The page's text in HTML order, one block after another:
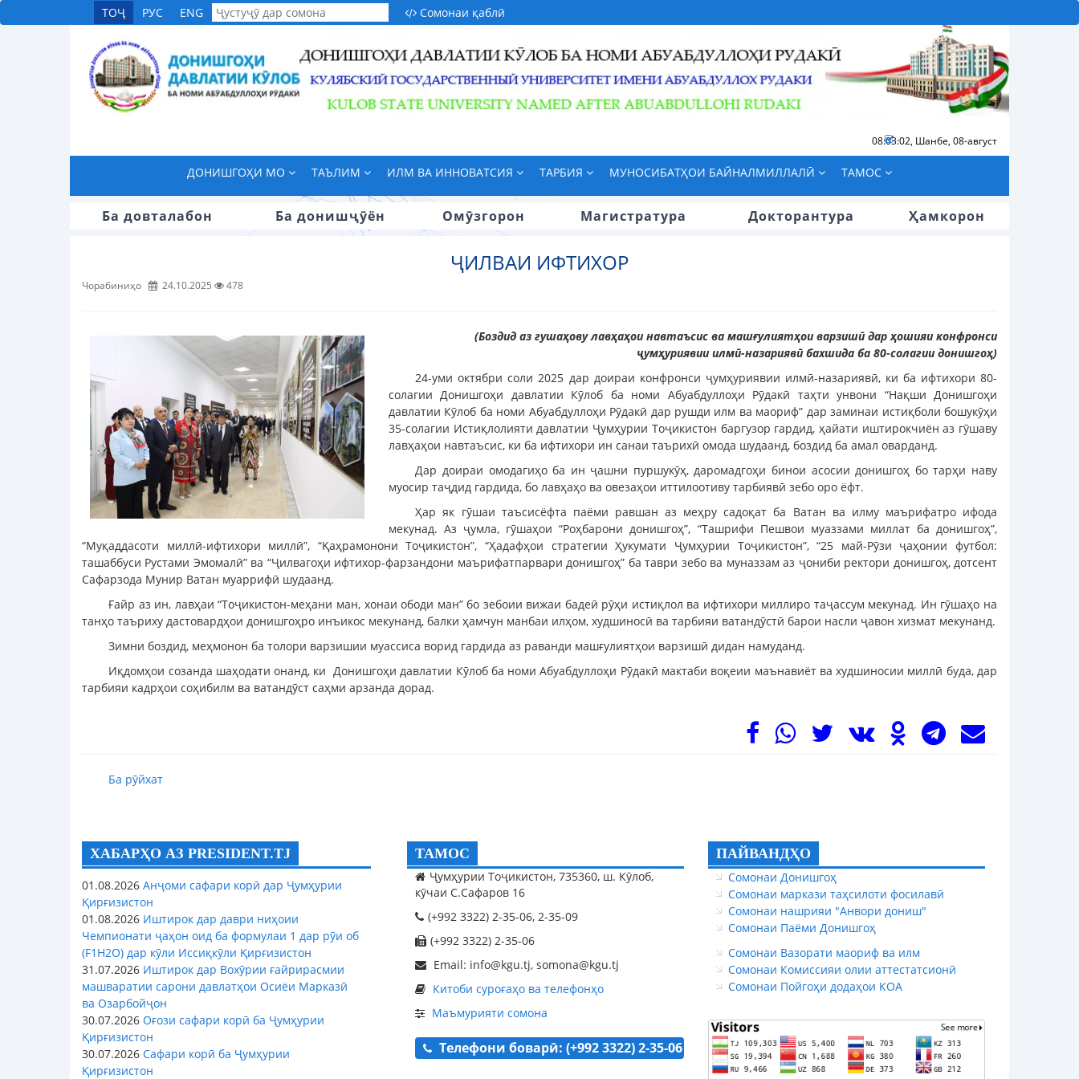
ТОҶ РУС ENG Сомонаи қаблӣ
08:03:04, Шанбе, 08-август
ДОНИШГОҲИ МО ТАЪЛИМ ИЛМ ВА ИННОВАТСИЯ ТАРБИЯ МУНОСИБАТҲОИ БАЙНАЛМИЛЛАЛӢ ТАМОС
Ба довталабон Ба донишҷӯён Омӯзгорон Магистратура Докторантура Ҳамкорон
ҶИЛВАИ ИФТИХОР
Чорабиниҳо 24.10.2025 478
(Боздид аз гушаҳову лавҳаҳои навтаъсис ва машғулиятҳои варзишӣ дар ҳошияи конфронси
ҷумҳуриявии илмӣ-назариявӣ бахшида ба 80-солагии донишгоҳ)
24-уми октябри соли 2025 дар доираи конфронси ҷумҳуриявии илмӣ-назариявӣ, ки ба ифтихори 80-
солагии Донишгоҳи давлатии Кӯлоб ба номи Абуабдуллоҳи Рӯдакӣ таҳти унвони “Нақши Донишгоҳи
давлатии Кӯлоб ба номи Абуабдуллоҳи Рӯдакӣ дар рушди илм ва маориф” дар заминаи истиқболи бошукӯҳи
35-солагии Истиқлолияти давлатии Ҷумҳурии Тоҷикистон баргузор гардид, ҳайати иштирокчиён аз гӯшаву
лавҳаҳои навтаъсис, ки ба ифтихори ин санаи таърихӣ омода шудаанд, боздид ба амал оварданд.
Дар доираи омодагиҳо ба ин ҷашни пуршукӯҳ, даромадгоҳи бинои асосии донишгоҳ бо тарҳи наву
муосир таҷдид гардида, бо лавҳаҳо ва овезаҳои иттилоотиву тарбиявӣ зебо оро ёфт.
Ҳар як гӯшаи таъсисёфта паёми равшан аз меҳру садоқат ба Ватан ва илму маърифатро ифода
мекунад. Аз ҷумла, гӯшаҳои “Роҳбарони донишгоҳ”, “Ташрифи Пешвои муаззами миллат ба донишгоҳ”,
“Муқаддасоти миллӣ-ифтихори миллӣ”, “Қаҳрамонони Тоҷикистон”, “Ҳадафҳои стратегии Ҳукумати Ҷумҳурии Тоҷикистон”, “25 май-Рӯзи ҷаҳонии футбол:
ташаббуси Рустами Эмомалӣ” ва “Ҷилвагоҳи ифтихор-фарзандони маърифатпарвари донишгоҳ” ба таври зебо ва муназзам аз ҷониби ректори донишгоҳ, дотсент
Сафарзода Мунир Ватан муаррифӣ шудаанд.
Ғайр аз ин, лавҳаи “Тоҷикистон-меҳани ман, хонаи ободи ман” бо зебоии вижаи бадеӣ рӯҳи истиқлол ва ифтихори миллиро таҷассум мекунад. Ин гӯшаҳо на
танҳо таъриху дастовардҳои донишгоҳро инъикос мекунанд, балки ҳамчун манбаи илҳом, худшиносӣ ва тарбияи ватандӯстӣ барои насли ҷавон хизмат мекунанд.
Зимни боздид, меҳмонон ба толори варзишии муассиса ворид гардида аз раванди машғулиятҳои варзишӣ дидан намуданд.
Иқдомҳои созанда шаҳодати онанд, ки Донишгоҳи давлатии Кӯлоб ба номи Абуабдуллоҳи Рӯдакӣ мактаби воқеии маънавиёт ва худшиносии миллӣ буда, дар
тарбияи кадрҳои соҳибилм ва ватандӯст саҳми арзанда дорад.
Ба рӯйхат
ХАБАРҲО АЗ PRESIDENT.TJ
01.08.2026 Анҷоми сафари корӣ дар Ҷумҳурии
Қирғизистон
01.08.2026 Иштирок дар даври ниҳоии
Чемпионати ҷаҳон оид ба формулаи 1 дар рӯи об
(F1H2O) дар кӯли Иссиқкӯли Қирғизистон
31.07.2026 Иштирок дар Вохӯрии ғайрирасмии
машваратии сарони давлатҳои Осиёи Марказӣ
ва Озарбойҷон
30.07.2026 Оғози сафари корӣ ба Ҷумҳурии
Қирғизистон
30.07.2026 Сафари корӣ ба Ҷумҳурии
Қирғизистон
ТАМОС
Ҷумҳурии Тоҷикистон, 735360, ш. Кӯлоб,
кӯчаи С.Сафаров 16
(+992 3322) 2-35-06, 2-35-09
(+992 3322) 2-35-06
Email: info@kgu.tj, somona@kgu.tj
Китоби суроғаҳо ва телефонҳо
Маъмурияти сомона
Телефони боварӣ: (+992 3322) 2-35-06
ПАЙВАНДҲО
Сомонаи Донишгоҳ
Сомонаи маркази таҳсилоти фосилавӣ
Сомонаи нашрияи "Анвори дониш"
Сомонаи Паёми Донишгоҳ
Сомонаи Вазорати маориф ва илм
Сомонаи Комиссияи олии аттестатсионӣ
Сомонаи Пойгоҳи додаҳои КОА